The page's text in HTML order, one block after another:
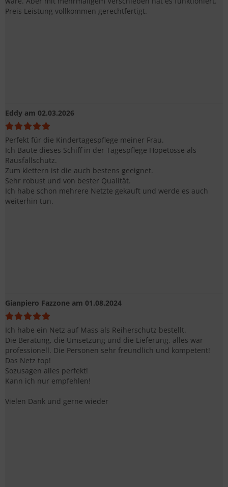
Preis Leistung vollkommen gerechtfertigt.
Eddy am 02.03.2026
Perfekt für die Kindertagespflege meiner Frau.
Ich Baute dieses Schiff in der Tagespflege Hopetosse als
Rausfallschutz.
Zum klettern ist die auch bestens geeignet.
Sehr robust und von bester Qualität.
Ich habe schon mehrere Netzte gekauft und werde es auch
weiterhin tun.
Gianpiero Fazzone am 01.08.2024
Ich habe ein Netz auf Mass als Reiherschutz bestellt.
Die Beratung, die Umsetzung und die Lieferung, alles war
professionell. Die Personen sehr freundlich und kompetent!
Das Netz top!
Sozusagen alles perfekt!
Kann ich nur empfehlen!
Vielen Dank und gerne wieder